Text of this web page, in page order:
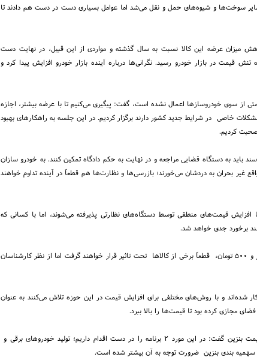
باعث کاهش قیمت خودرو و افزایش تمایلات به سمت استفاده از سایر سوخت‌ها و شیوه‌های حمل و نقل می‌‎شد اما عوامل بسیاری دست در دست هم دادند تا
میزان عرضه این کالا نسبت به سال گذشته و مواردی از این قبیل، در نهایت دست
قیمت در بازار خودرو رسید. نگرانی‌ها درباره آینده بازار خودرو افزایش پیدا کرد و
از سوی خودروساز‌ها اعمال نشده است، گفت: پیگیری می‌کنیم تا با عرضه بیشتر، اجازه
خاصی در شرایط جدید کشور دارند برگزار کردیم. در این جلسه به راهکارهای بهبود
صحبت کردیم.
باید به دستگاه قضایی مراجعه و در نهایت به حکم دادگاه تمکین کنند. به خودرو سازان
غیر بحران به دردشان می‌خورند؛ بازرسی‌ها و نظارت‌ها هم قطعاَ در آینده تداوم خواهند
قیمت‌های منطقی توسط دستگاه‌های نظارتی پذیرفته می‌شوند، اما با کسانی که
برخورد جدی خواهد شد.
رحمانی گفت: با افزایش قیمت بنزین از یک هزار تومان به یک هزار و ۵۰۰ تومان، قطعاَ برخی از کالا‌ها تحت تاثیر قرار خواهند گرفت اما از نظر کارشناسان
شده‌اند و با روش‌های مختلفی برای افزایش قیمت در این حوزه تلاش می‌کنند به عنوان
مجازی کرده بود تا قیمت‌ها را بالا ببرد.
وزیر صمت درباره تولید خودرو‌های کم مصرف در شرایط افزایش قیمت بنزین گفت: در این مورد ۲ برنامه را در دست اقدام داریم؛ تولید خودرو‌های برقی و
سهمیه بندی بنزین ضرورت توجه به آن بیشتر شده است.